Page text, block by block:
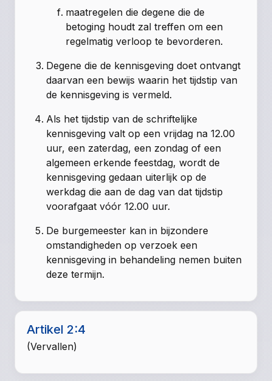
maatregelen die degene die de
betoging houdt zal treffen om een
regelmatig verloop te bevorderen.
Degene die de kennisgeving doet ontvangt
daarvan een bewijs waarin het tijdstip van
de kennisgeving is vermeld.
Als het tijdstip van de schriftelijke
kennisgeving valt op een vrijdag na 12.00
uur, een zaterdag, een zondag of een
algemeen erkende feestdag, wordt de
kennisgeving gedaan uiterlijk op de
werkdag die aan de dag van dat tijdstip
voorafgaat vóór 12.00 uur.
De burgemeester kan in bijzondere
omstandigheden op verzoek een
kennisgeving in behandeling nemen buiten
deze termijn.
Artikel 2:4
(Vervallen)